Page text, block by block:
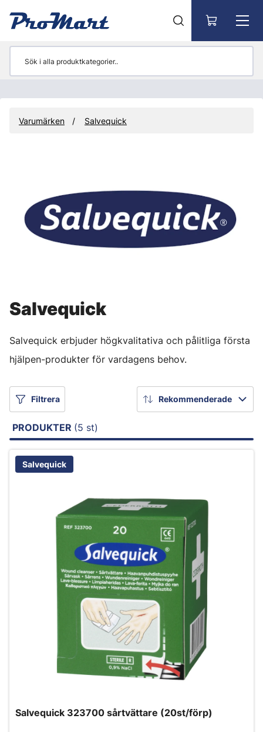
Varumärken Salvequick
Salvequick
Salvequick erbjuder högkvalitativa och pålitliga första
hjälpen-produkter för vardagens behov.
Filtrera Rekommenderade
PRODUKTER (5 st)
Salvequick
Salvequick 323700 sårtvättare (20st/förp)